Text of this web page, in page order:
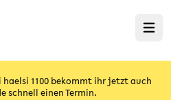
Menü
haelsi 1100 bekommt ihr jetzt auch
schnell einen Termin.